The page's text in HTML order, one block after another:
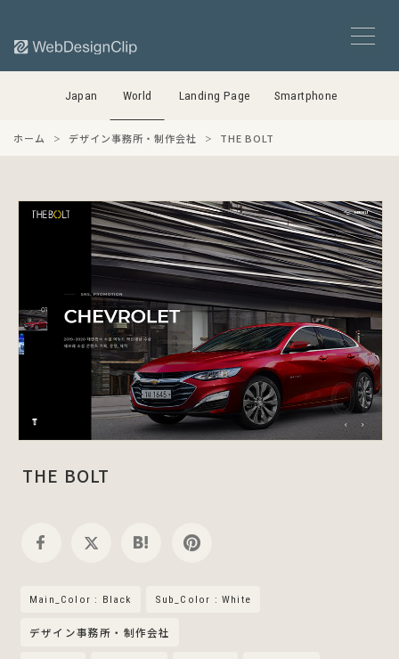
Japan World Landing Page Smartphone
ホーム デザイン事務所・制作会社 THE BOLT
THE BOLT
Main_Color : Black Sub_Color : White
デザイン事務所・制作会社